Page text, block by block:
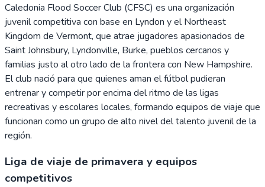
Caledonia Flood Soccer Club (CFSC) es una organización
juvenil competitiva con base en Lyndon y el Northeast
Kingdom de Vermont, que atrae jugadores apasionados de
Saint Johnsbury, Lyndonville, Burke, pueblos cercanos y
familias justo al otro lado de la frontera con New Hampshire.
El club nació para que quienes aman el fútbol pudieran
entrenar y competir por encima del ritmo de las ligas
recreativas y escolares locales, formando equipos de viaje que
funcionan como un grupo de alto nivel del talento juvenil de la
región.
Liga de viaje de primavera y equipos
competitivos